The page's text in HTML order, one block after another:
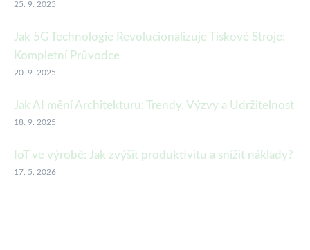
25. 9. 2025
Jak 5G Technologie Revolucionalizuje Tiskové Stroje:
Kompletní Průvodce
20. 9. 2025
Jak AI mění Architekturu: Trendy, Výzvy a Udržitelnost
18. 9. 2025
IoT ve výrobě: Jak zvýšit produktivitu a snížit náklady?
17. 5. 2026